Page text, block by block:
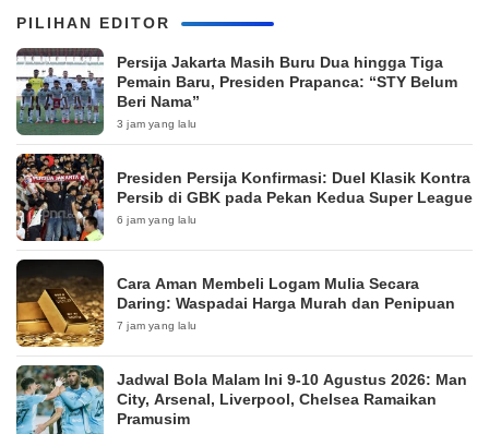
PILIHAN EDITOR
Persija Jakarta Masih Buru Dua hingga Tiga
Pemain Baru, Presiden Prapanca: “STY Belum
Beri Nama”
3 jam yang lalu
Presiden Persija Konfirmasi: Duel Klasik Kontra
Persib di GBK pada Pekan Kedua Super League
6 jam yang lalu
Cara Aman Membeli Logam Mulia Secara
Daring: Waspadai Harga Murah dan Penipuan
7 jam yang lalu
Jadwal Bola Malam Ini 9-10 Agustus 2026: Man
City, Arsenal, Liverpool, Chelsea Ramaikan
Pramusim